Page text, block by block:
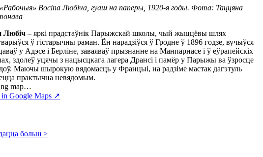
Восіпа Любіча, гуаш на паперы, 1920-я годы. Фота: Таццяна
Любіч– яркі прадстаўнік Парыжскай школы, чый жыццёвы шлях
ў гістарычны раман. Ён нарадзіўся ў Гродне ў 1896 годзе, вучыўся
у Адэсе і Берліне, заваяваў прызнанне на Манпарнасе і ў еўрапейскіх
здолеў уцячы з нацысцкага лагера Дрансі і памёр у Парыжы ва ўзросце
Маючы шырокую вядомасць у Францыі, на радзіме мастак дагэтуль
практычна невядомым.
map…
in Google Maps ↗
больш >